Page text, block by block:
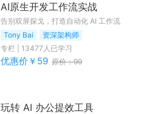
AI原生开发工作流实战
告别双屏探戈，打造自动化 AI 工作流
Tony Bai
资深架构师
专栏
13477 人已学习
优惠价￥ 59 原价：99
玩转 AI 办公提效工具